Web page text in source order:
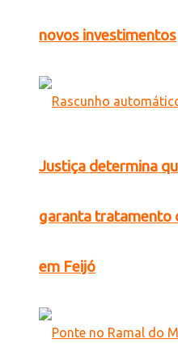
novos investimentos
Justiça determina
garanta tratamento
em Feijó